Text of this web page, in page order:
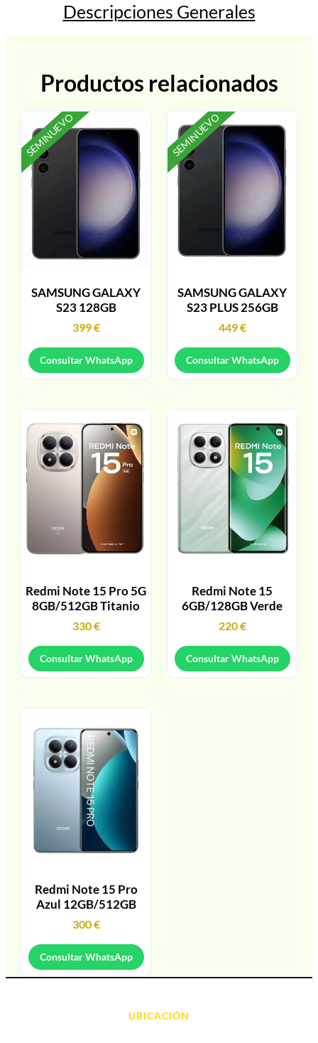
Descripciones Generales
Productos relacionados
SEMINUEVO
SAMSUNG GALAXY
S23 128GB
399€
Consultar WhatsApp
SEMINUEVO
SAMSUNG GALAXY
S23 PLUS 256GB
449€
Consultar WhatsApp
Redmi Note 15 Pro 5G
8GB/512GB Titanio
330€
Consultar WhatsApp
Redmi Note 15
6GB/128GB Verde
220€
Consultar WhatsApp
Redmi Note 15 Pro
Azul 12GB/512GB
300€
Consultar WhatsApp
UBICACIÓN